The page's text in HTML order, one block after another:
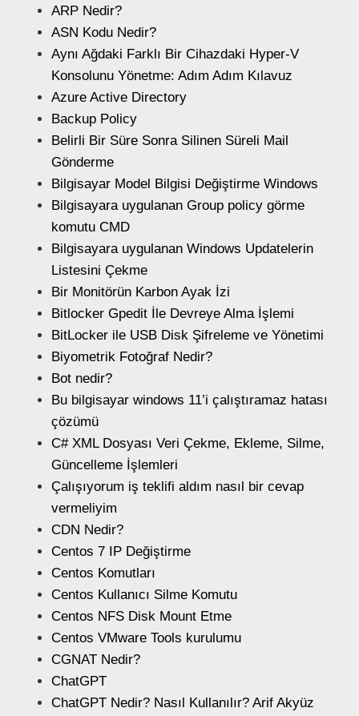
ARP Nedir?
ASN Kodu Nedir?
Aynı Ağdaki Farklı Bir Cihazdaki Hyper-V
Konsolunu Yönetme: Adım Adım Kılavuz
Azure Active Directory
Backup Policy
Belirli Bir Süre Sonra Silinen Süreli Mail
Gönderme
Bilgisayar Model Bilgisi Değiştirme Windows
Bilgisayara uygulanan Group policy görme
komutu CMD
Bilgisayara uygulanan Windows Updatelerin
Listesini Çekme
Bir Monitörün Karbon Ayak İzi
Bitlocker Gpedit İle Devreye Alma İşlemi
BitLocker ile USB Disk Şifreleme ve Yönetimi
Biyometrik Fotoğraf Nedir?
Bot nedir?
Bu bilgisayar windows 11’i çalıştıramaz hatası
çözümü
C# XML Dosyası Veri Çekme, Ekleme, Silme,
Güncelleme İşlemleri
Çalışıyorum iş teklifi aldım nasıl bir cevap
vermeliyim
CDN Nedir?
Centos 7 IP Değiştirme
Centos Komutları
Centos Kullanıcı Silme Komutu
Centos NFS Disk Mount Etme
Centos VMware Tools kurulumu
CGNAT Nedir?
ChatGPT
ChatGPT Nedir? Nasıl Kullanılır? Arif Akyüz